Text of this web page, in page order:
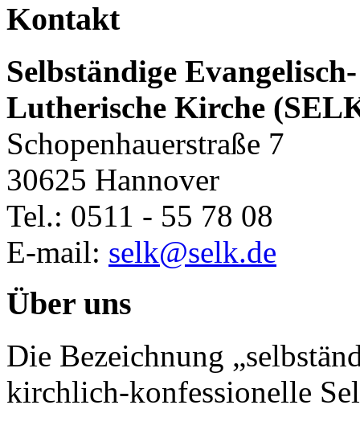
Kontakt
Selbständige Evangelisch-
Lutherische Kirche
Schopenhauerstraße 7
30625 Hannover
Tel.: 0511 - 55 78 08
E-mail: selk@selk.de
Über uns
Die Bezeichnung
kirchlich-konfessionelle